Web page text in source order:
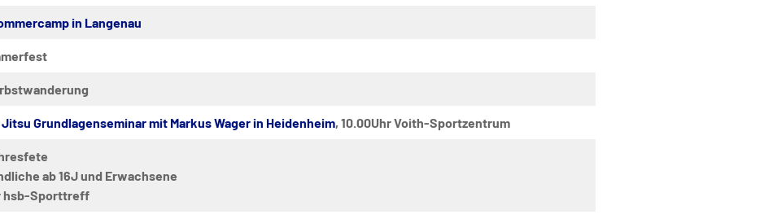
in Langenau
Jitsu Grundlagenseminar mit Markus Wager in Heidenheim, 10.00Uhr Voith-Sportzentrum
ab 16J und Erwachsene
hsb-Sporttreff